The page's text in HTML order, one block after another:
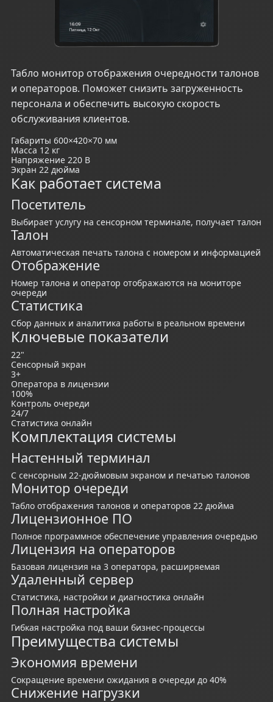
Табло монитор отображения очередности талонов
и операторов. Поможет снизить загруженность
персонала и обеспечить высокую скорость
обслуживания клиентов.
Габариты 600×420×70 мм
Масса 12 кг
Напряжение 220 В
Экран 22 дюйма
Как работает система
Посетитель
Выбирает услугу на сенсорном терминале, получает талон
Талон
Автоматическая печать талона с номером и информацией
Отображение
Номер талона и оператор отображаются на мониторе
очереди
Статистика
Сбор данных и аналитика работы в реальном времени
Ключевые показатели
22"
Сенсорный экран
3+
Оператора в лицензии
100%
Контроль очереди
24/7
Статистика онлайн
Комплектация системы
Настенный терминал
С сенсорным 22-дюймовым экраном и печатью талонов
Монитор очереди
Табло отображения талонов и операторов 22 дюйма
Лицензионное ПО
Полное программное обеспечение управления очередью
Лицензия на операторов
Базовая лицензия на 3 оператора, расширяемая
Удаленный сервер
Статистика, настройки и диагностика онлайн
Полная настройка
Гибкая настройка под ваши бизнес-процессы
Преимущества системы
Экономия времени
Сокращение времени ожидания в очереди до 40%
Снижение нагрузки